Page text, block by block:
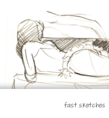
fast sketches